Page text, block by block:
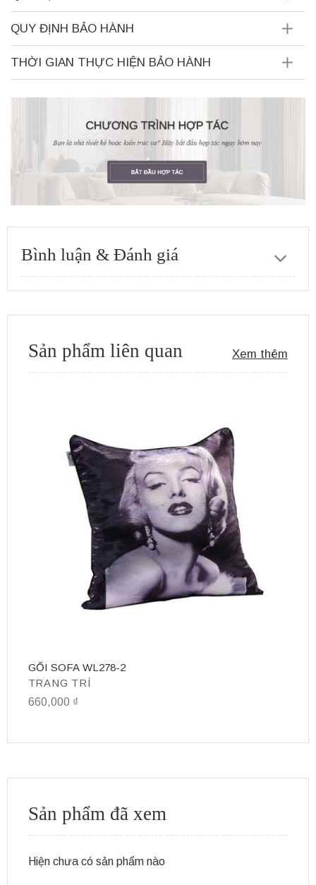
QUY ĐỊNH BẢO HÀNH
THỜI GIAN THỰC HIỆN BẢO HÀNH
Bình luận & Đánh giá
Sản phẩm liên quan Xem thêm
TRANG TRÍ
GỐI SOFA WL278-2
660,000 ₫
Sản phẩm đã xem
Hiện chưa có sản phẩm nào